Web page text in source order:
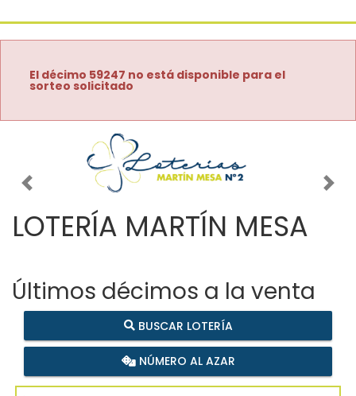
El décimo 59247 no está disponible para el
sorteo solicitado
Imagen anterior
LOTERÍA MARTÍN MESA
Últimos décimos a la venta
BUSCAR LOTERÍA
NÚMERO AL AZAR